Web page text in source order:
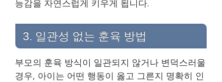
능감을 자연스럽게 키우게 됩니다.
3. 일관성 없는 훈육 방법
부모의 훈육 방식이 일관되지 않거나 변덕스러울
경우, 아이는 어떤 행동이 옳고 그른지 명확히 인